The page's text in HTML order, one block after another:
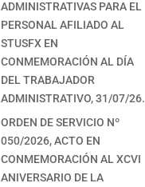
ADMINISTRATIVAS PARA EL
PERSONAL AFILIADO AL
STUSFX EN
CONMEMORACIÓN AL DÍA
DEL TRABAJADOR
ADMINISTRATIVO, 31/07/26.
ORDEN DE SERVICIO Nº
050/2026, ACTO EN
CONMEMORACIÓN AL XCVI
ANIVERSARIO DE LA